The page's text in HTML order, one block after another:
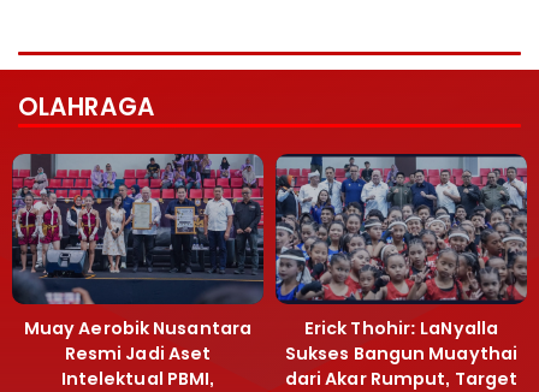
OLAHRAGA
Muay Aerobik Nusantara
Resmi Jadi Aset
Intelektual PBMI,
Erick Thohir: LaNyalla
Sukses Bangun Muaythai
dari Akar Rumput, Target